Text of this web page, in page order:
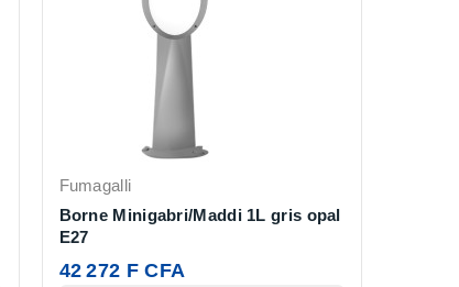
Fumagalli
Borne Minigabri/Maddi 1L gris opal
E27
42 272 F CFA